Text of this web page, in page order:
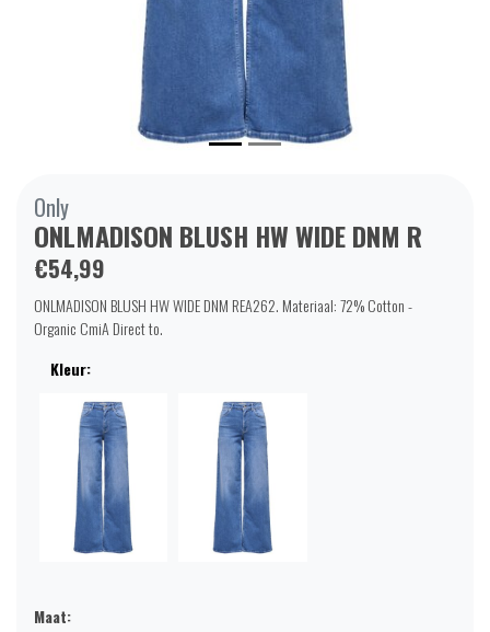
Only
ONLMADISON BLUSH HW WIDE DNM R
€54,99
ONLMADISON BLUSH HW WIDE DNM REA262. Materiaal: 72% Cotton -
Organic CmiA Direct to.
Kleur:
Maat: